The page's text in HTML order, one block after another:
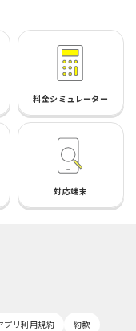
料金シミュレーター
対応端末
プリ利用規約
約款